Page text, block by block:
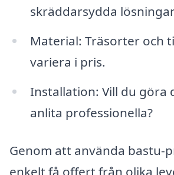
skräddarsydda
Material: Träsorter och
variera i pris.
Installation: Vill du göra
anlita professionella?
Genom att använda bastu-
enkelt få offert från olika